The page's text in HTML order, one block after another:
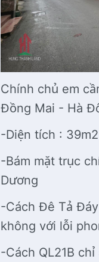
Chính chủ em
Đồng Mai - Hà
-Diện tích : 39m2
-Bám mặt trục
Dương
-Cách Đê Tả
không với lỗi
-Cách QL21B